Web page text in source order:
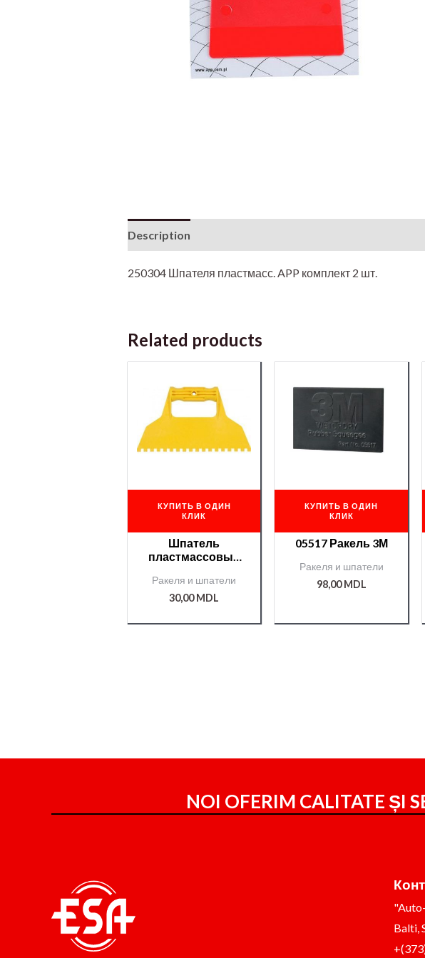
Description
250304 Шпателя пластмасс. APP комплект 2 шт.
Related products
КУПИТЬ В ОДИН
КЛИК
Шпатель
пластмассовый
/T05973/
Ракеля и шпатели
30,00MDL
КУПИТЬ В ОДИН
КЛИК
05517 Ракель 3М
Ракеля и шпатели
98,00MDL
NOI OFERIM CALITATE ȘI
Balti,